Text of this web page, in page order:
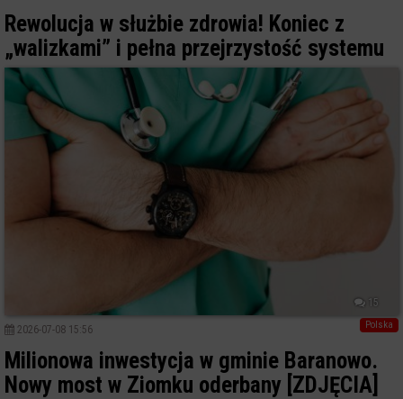
Rewolucja w służbie zdrowia! Koniec z
„walizkami” i pełna przejrzystość systemu
15
Polska
2026-07-08 15:56
Milionowa inwestycja w gminie Baranowo.
Nowy most w Ziomku oderbany [ZDJĘCIA]